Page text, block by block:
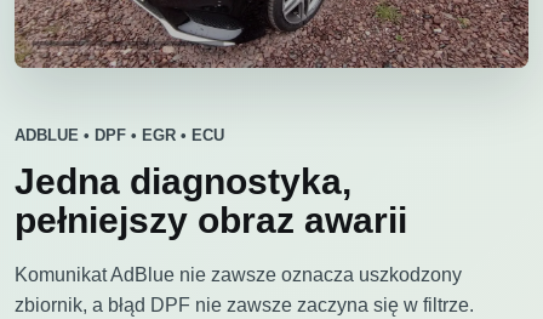
ADBLUE • DPF • EGR • ECU
Jedna diagnostyka,
pełniejszy obraz awarii
Komunikat AdBlue nie zawsze oznacza uszkodzony
zbiornik, a błąd DPF nie zawsze zaczyna się w filtrze.